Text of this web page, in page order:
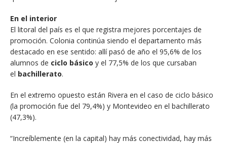
En el interior
El litoral del país es el que registra mejores porcentajes de
promoción. Colonia continúa siendo el departamento más
destacado en ese sentido: allí pasó de año el 95,6% de los
alumnos de ciclo básico y el 77,5% de los que cursaban
el bachillerato.
En el extremo opuesto están Rivera en el caso de ciclo básico
(la promoción fue del 79,4%) y Montevideo en el bachillerato
(47,3%).
“Increíblemente (en la capital) hay más conectividad, hay más